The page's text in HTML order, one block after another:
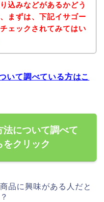
込みなどがあるかどう
まずは、下記イサゴー
ェックされてみてはい
いて調べている方はこ
について調べて
をクリック
品に興味がある人だと